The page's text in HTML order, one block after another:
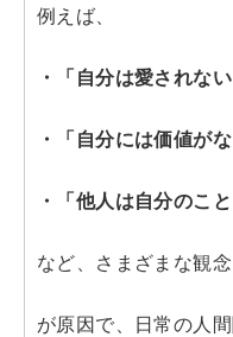
例えば、
・「自分は愛されない
・「自分には価値がな
・「他人は自分のこ
など、さまざまな観念
が原因で、日常の人